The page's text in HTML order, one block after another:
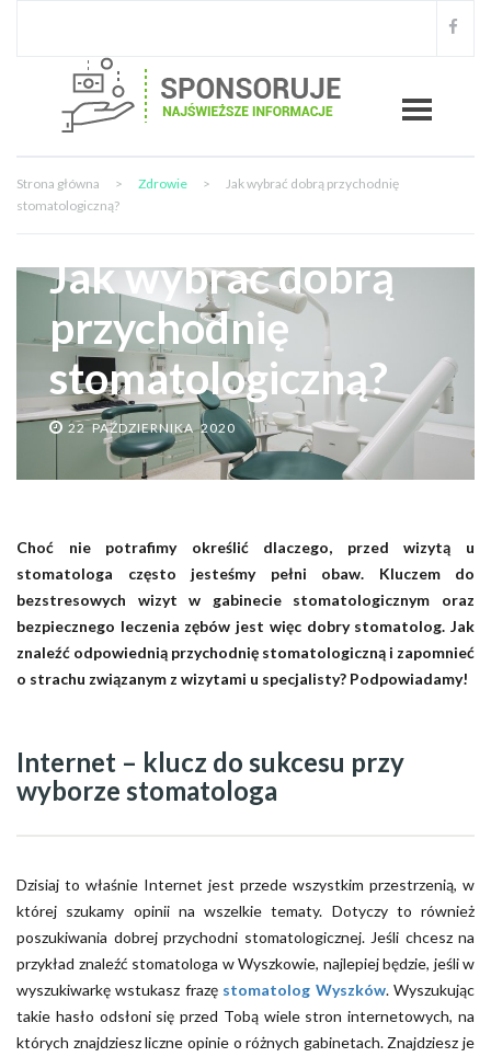
Strona główna > Zdrowie >
Jak wybrać dobrą przychodnię
stomatologiczną?
Jak wybrać dobrą
przychodnię
stomatologiczną?
22 PAŹDZIERNIKA 2020
Choć nie potrafimy określić dlaczego, przed wizytą u
stomatologa często jesteśmy pełni obaw. Kluczem do
bezstresowych wizyt w gabinecie stomatologicznym oraz
bezpiecznego leczenia zębów jest więc dobry stomatolog. Jak
znaleźć odpowiednią przychodnię stomatologiczną i zapomnieć
o strachu związanym z wizytami u specjalisty? Podpowiadamy!
Internet – klucz do sukcesu przy
wyborze stomatologa
Dzisiaj to właśnie Internet jest przede wszystkim przestrzenią, w
której szukamy opinii na wszelkie tematy. Dotyczy to również
poszukiwania dobrej przychodni stomatologicznej. Jeśli chcesz na
przykład znaleźć stomatologa w Wyszkowie, najlepiej będzie, jeśli w
wyszukiwarkę wstukasz frazę stomatolog Wyszków. Wyszukując
takie hasło odsłoni się przed Tobą wiele stron internetowych, na
których znajdziesz liczne opinie o różnych gabinetach. Znajdziesz je